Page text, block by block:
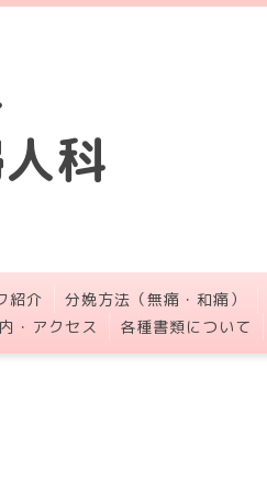
科
紹介 分娩方法（無痛・和痛）
・アクセス 各種書類について